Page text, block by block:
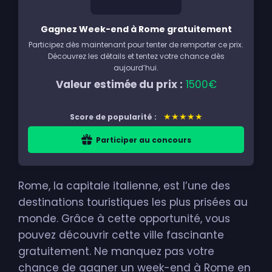
Gagnez Week-end à Rome gratuitement
Participez dès maintenant pour tenter de remporter ce prix.
Découvrez les détails et tentez votre chance dès
aujourd’hui.
Valeur estimée du prix : 1500€
Score de popularité : ★★★★★
Participer au concours
Rome, la capitale italienne, est l’une des
destinations touristiques les plus prisées au
monde. Grâce à cette opportunité, vous
pouvez découvrir cette ville fascinante
gratuitement. Ne manquez pas votre
chance de gagner un week-end à Rome en